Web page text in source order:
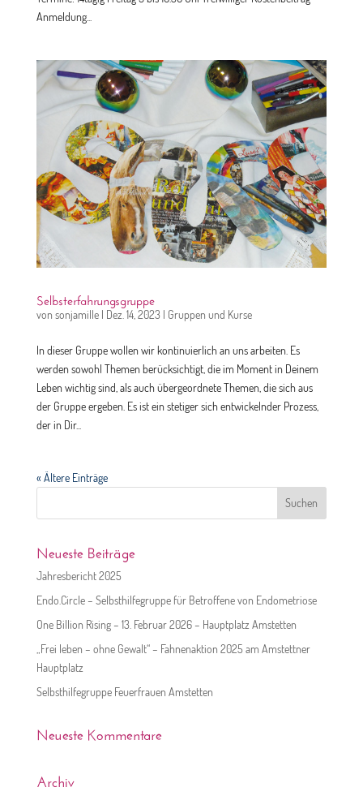
Anmeldung...
Selbsterfahrungsgruppe
von sonjamille| Dez. 14, 2023| Gruppen und Kurse
In dieser Gruppe wollen wir kontinuierlich an uns arbeiten. Es
werden sowohl Themen berücksichtigt, die im Moment in Deinem
Leben wichtig sind, als auch übergeordnete Themen, die sich aus
der Gruppe ergeben. Es ist ein stetiger sich entwickelnder Prozess,
der in Dir...
« Ältere Einträge
Neueste Beiträge
Jahresbericht 2025
Endo.Circle – Selbsthilfegruppe für Betroffene von Endometriose
One Billion Rising – 13. Februar 2026 – Hauptplatz Amstetten
„Frei leben – ohne Gewalt“ – Fahnenaktion 2025 am Amstettner
Hauptplatz
Selbsthilfegruppe Feuerfrauen Amstetten
Neueste Kommentare
Archiv